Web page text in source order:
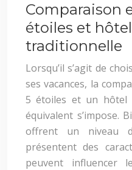
Comparaison
étoiles et
traditionnelle
Lorsqu’il s’agit de
ses vacances, la
5 étoiles et un hôtel
équivalent s’impose.
offrent un niveau
présentent des
peuvent influencer